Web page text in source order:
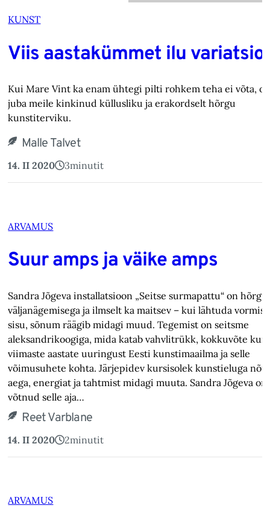
KUNST
Viis aastakümmet ilu
Kui Mare Vint ka enam ühtegi pilti rohkem teha ei võta,
juba meile kinkinud küllusliku ja erakordselt hõrgu
kunstiterviku.
Malle Talvet
14. II 2020 3minutit
ARVAMUS
Suur amps ja väike amps
Sandra Jõgeva installatsioon „Seitse surmapattu“ on hõrgu
väljanägemisega ja ilmselt ka maitsev – kui lähtuda
sisu, sõnum räägib midagi muud. Tegemist on seitsme
aleksandrikoogiga, mida katab vahvlitrükk, kokkuvõte
viimaste aastate uuringust Eesti kunstimaailma ja selle
võimusuhete kohta. Järjepidev kursisolek kunstieluga
aega, energiat ja tahtmist midagi muuta. Sandra Jõgeva on
võtnud selle aja…
Reet Varblane
14. II 2020 2minutit
ARVAMUS